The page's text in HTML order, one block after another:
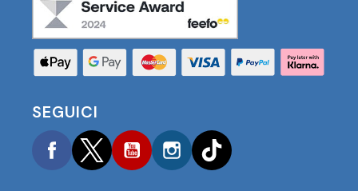
SEGUICI
FacebookTwitterYouTubeInstagram